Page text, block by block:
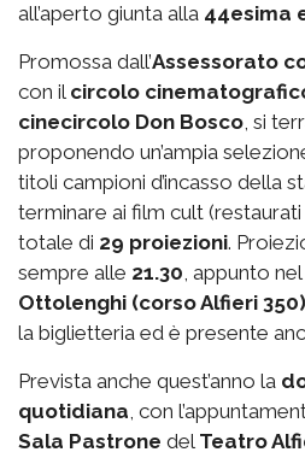
all’aperto giunta alla 44esima
Promossa dall’Assessorato
con il circolo
cinecircolo Don Bosco, si
proponendo un’ampia
titoli campioni d’incasso della
terminare ai film cult
totale di 29 proiezioni.
sempre alle 21.30, appunto
Ottolenghi (corso Alfieri 350)
la biglietteria ed è presente
Prevista anche quest’anno la
quotidiana, con
Sala Pastrone del Teatro